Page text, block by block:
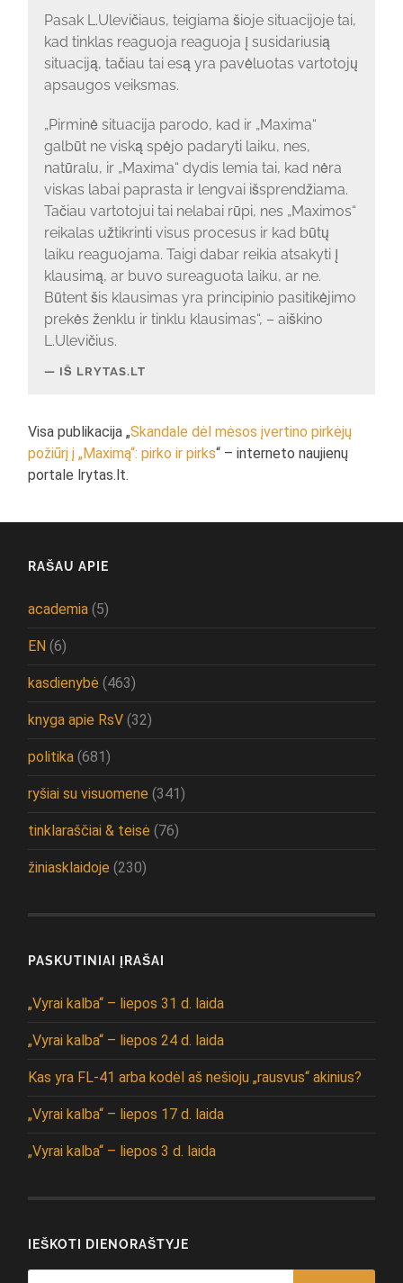
Pasak L.Ulevičiaus, teigiama šioje situacijoje tai,
kad tinklas reaguoja reaguoja į susidariusią
situaciją, tačiau tai esą yra pavėluotas vartotojų
apsaugos veiksmas.
„Pirminė situacija parodo, kad ir „Maxima“
galbūt ne viską spėjo padaryti laiku, nes,
natūralu, ir „Maxima“ dydis lemia tai, kad nėra
viskas labai paprasta ir lengvai išsprendžiama.
Tačiau vartotojui tai nelabai rūpi, nes „Maximos“
reikalas užtikrinti visus procesus ir kad būtų
laiku reaguojama. Taigi dabar reikia atsakyti į
klausimą, ar buvo sureaguota laiku, ar ne.
Būtent šis klausimas yra principinio pasitikėjimo
prekės ženklu ir tinklu klausimas“, – aiškino
L.Ulevičius.
IŠ LRYTAS.LT
Visa publikacija „Skandale dėl mėsos įvertino pirkėjų
požiūrį į „Maximą“: pirko ir pirks“ – interneto naujienų
portale lrytas.lt.
RAŠAU APIE
academia (5)
EN (6)
kasdienybė (463)
knyga apie RsV (32)
politika (681)
ryšiai su visuomene (341)
tinklaraščiai & teisė (76)
žiniasklaidoje (230)
PASKUTINIAI ĮRAŠAI
„Vyrai kalba“ – liepos 31 d. laida
„Vyrai kalba“ – liepos 24 d. laida
Kas yra FL-41 arba kodėl aš nešioju „rausvus“ akinius?
„Vyrai kalba“ – liepos 17 d. laida
„Vyrai kalba“ – liepos 3 d. laida
IEŠKOTI DIENORAŠTYJE